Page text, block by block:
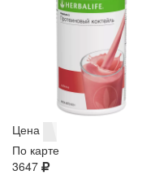
Цена
По карте
3647